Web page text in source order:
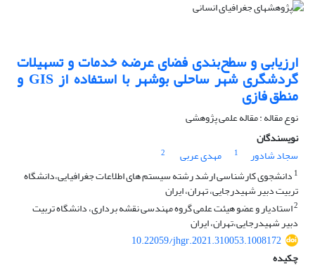
ارزیابی و سطح‌‌‌‌‌بندی فضای عرضه خدمات و تسهیلات
گردشگری شهر ساحلی بوشهر با استفاده از GIS و
منطق فازی
نوع مقاله : مقاله علمی پژوهشی
نویسندگان
سجاد شادور
1 مهدی عربی
2
1 دانشجوی کارشناسی ارشد رشته سیستم های اطلاعات جغرافیایی،دانشگاه
تربیت دبیر شهیدرجایی، تهران، ایران
2استادیار و عضو هیئت علمی گروه مهندسی نقشه برداری، دانشگاه تربیت
دبیر شهیدرجایی،تهران، ایران
10.22059/jhgr.2021.310053.1008172
چکیده